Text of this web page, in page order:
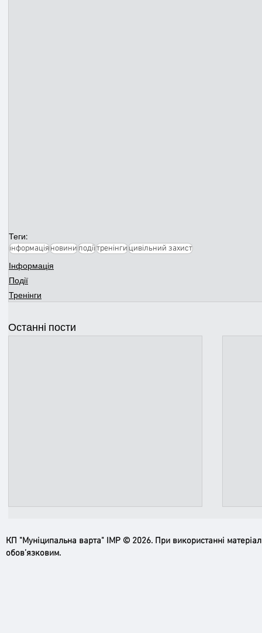
Теги:
інформаціяновиниподіїтренінгицивільний захист
Інформація
Події
Тренінги
Останні пости
КП "Муніципальна варта" ІМР © 2026. При використанні
обов’язковим.